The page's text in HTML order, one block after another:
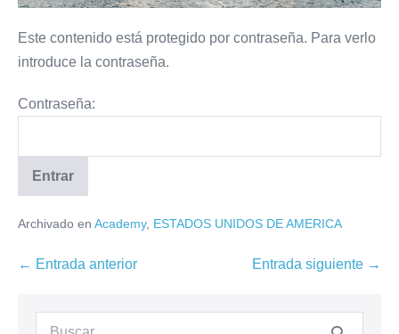
Este contenido está protegido por contraseña. Para verlo
introduce la contraseña.
Contraseña:
Archivado en Academy, ESTADOS UNIDOS DE AMERICA
← Entrada anterior Entrada siguiente →